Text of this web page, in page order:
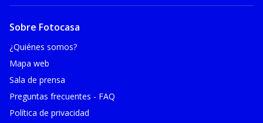
Sobre Fotocasa
¿Quiénes somos?
Mapa web
Sala de prensa
Preguntas frecuentes - FAQ
Política de privacidad